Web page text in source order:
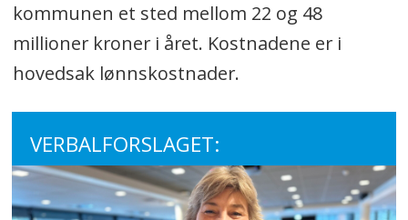
kommunen et sted mellom 22 og 48
millioner kroner i året. Kostnadene er i
hovedsak lønnskostnader.
VERBALFORSLAGET: